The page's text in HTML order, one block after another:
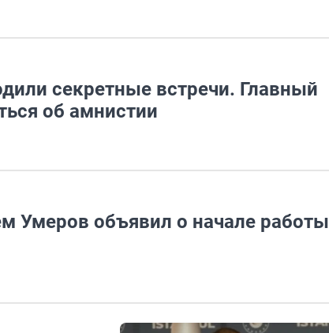
секретные встречи. Главный
об амнистии
Умеров объявил о начале работы